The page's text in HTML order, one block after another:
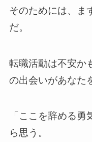
そのためには、ま
だ。
転職活動は不安か
の出会いがあなた
「ここを辞める
ら思う。